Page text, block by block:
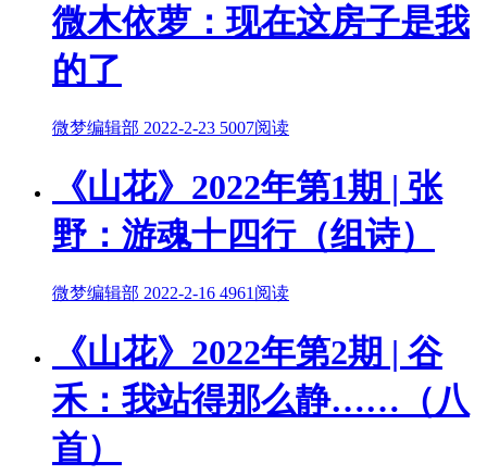
微木依萝：现在这房子是我
的了
微梦编辑部 2022-2-23 5007阅读
《山花》2022年第1期 | 张
野：游魂十四行（组诗）
微梦编辑部 2022-2-16 4961阅读
《山花》2022年第2期 | 谷
禾：我站得那么静……（八
首）